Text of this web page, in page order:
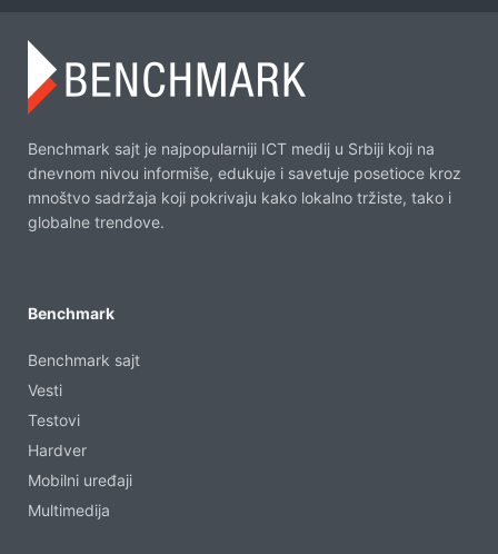
Benchmark sajt je najpopularniji ICT medij u Srbiji koji na
dnevnom nivou informiše, edukuje i savetuje posetioce kroz
mnoštvo sadržaja koji pokrivaju kako lokalno tržiste, tako i
globalne trendove.
Benchmark
Benchmark sajt
Vesti
Testovi
Hardver
Mobilni uređaji
Multimedija